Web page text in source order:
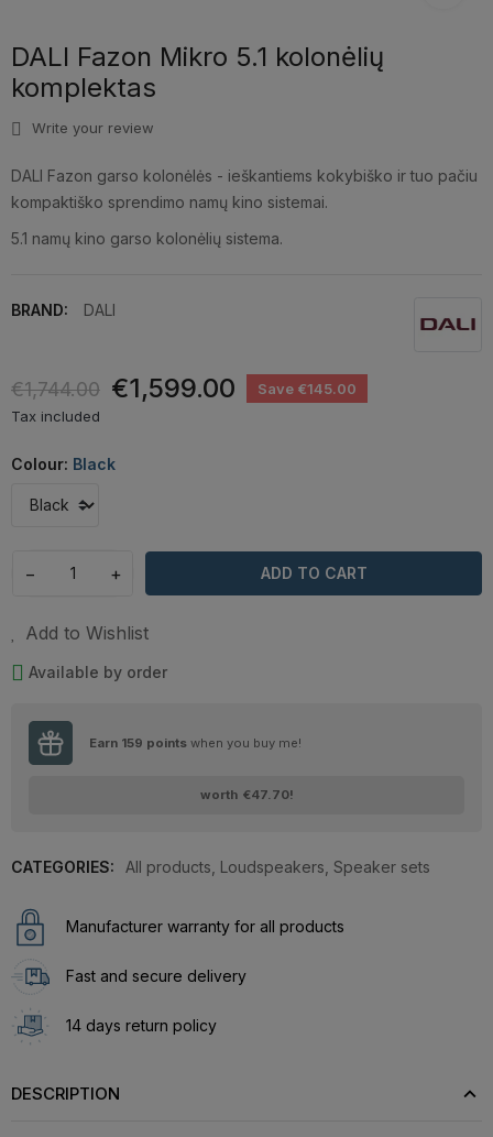
DALI Fazon Mikro 5.1 kolonėlių
komplektas
Write your review
DALI Fazon garso kolonėlės - ieškantiems kokybiško ir tuo pačiu
kompaktiško sprendimo namų kino sistemai.
5.1 namų kino garso kolonėlių sistema.
BRAND: DALI
€1,744.00 €1,599.00
Save €145.00
Tax included
Colour: Black
− + ADD TO CART
Add to Wishlist
Available by order
Earn 159 points when you buy me!
worth €47.70!
CATEGORIES: All products Loudspeakers Speaker sets
Manufacturer warranty for all products
Fast and secure delivery
14 days return policy
DESCRIPTION